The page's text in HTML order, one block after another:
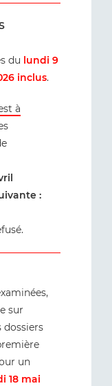
du lundi 9
inclus.
à
:
sur
dossiers
un
18 mai